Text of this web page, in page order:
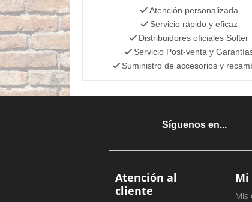
Atención personalizada
Servicio rápido y eficaz
Distribuidores oficiales Solter
Servicio Post-venta y
Suministro de accesorios y
Síguenos en...
Atención al
cliente
Mi
Mis